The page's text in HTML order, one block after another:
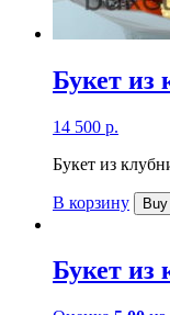
Букет из
14 500 р.
Букет из
В корзину
Букет из